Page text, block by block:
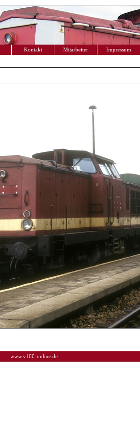
Kontakt Mitarbeiter Impressum
www.v100-online.de